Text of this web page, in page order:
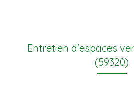
Entretien d'espaces
(59320)